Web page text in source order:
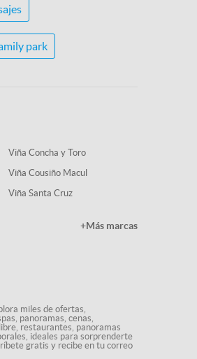
park
Viña Concha y Toro
Viña Cousiño Macul
Viña Santa Cruz
+Más marcas
miles de ofertas,
panoramas, cenas,
restaurantes, panoramas
ideales para sorprenderte
gratis y recibe en tu correo